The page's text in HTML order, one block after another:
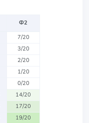
Ф2
7/20
3/20
2/20
1/20
0/20
14/20
17/20
19/20